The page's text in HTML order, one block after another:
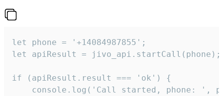
let phone = '+14084987855';
let apiResult = jivo_api.startCall(phone);
if (apiResult.result === 'ok') {
console.log('Call started, phone: ',